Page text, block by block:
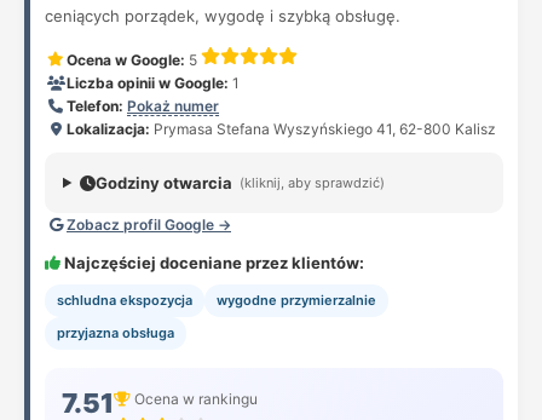
ceniących porządek, wygodę i szybką obsługę.
Ocena w Google: 5
Liczba opinii w Google: 1
Telefon: Pokaż numer
Lokalizacja: Prymasa Stefana Wyszyńskiego 41, 62-800 Kalisz
Godziny otwarcia (kliknij, aby sprawdzić)
Zobacz profil Google →
Najczęściej doceniane przez klientów:
schludna ekspozycja
wygodne przymierzalnie
przyjazna obsługa
7.51 Ocena w rankingu